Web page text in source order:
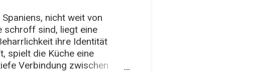
nicht weit von
schroff sind, liegt eine
ihre Identität
spielt die Küche eine
Verbindung zwischen